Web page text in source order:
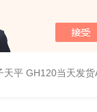
天平 GH120当天发货